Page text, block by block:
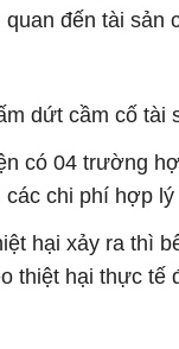
đến tài sản
dứt cầm cố tài
có 04 trường
chi phí hợp
hại xảy ra thì
thiệt hại thực tế